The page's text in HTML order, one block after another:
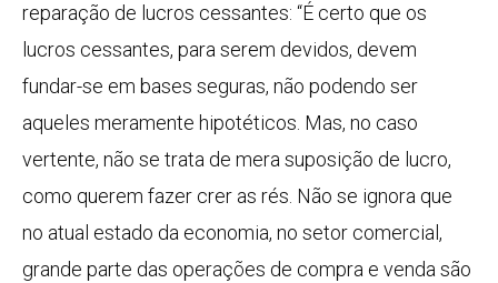
reparação de lucros cessantes: “É certo que os
lucros cessantes, para serem devidos, devem
fundar-se em bases seguras, não podendo ser
aqueles meramente hipotéticos. Mas, no caso
vertente, não se trata de mera suposição de lucro,
como querem fazer crer as rés. Não se ignora que
no atual estado da economia, no setor comercial,
grande parte das operações de compra e venda são